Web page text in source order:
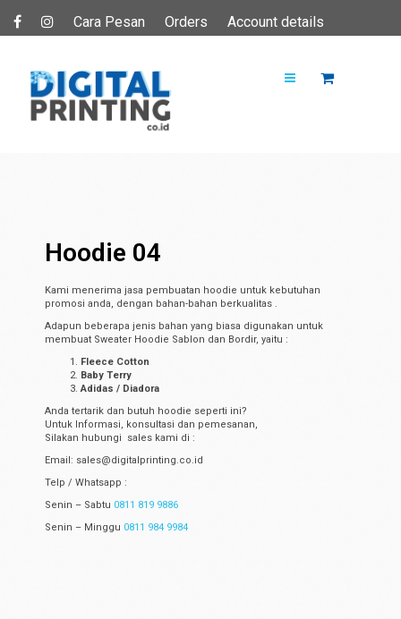
Cara Pesan Orders Account details
Hoodie 04
Kami menerima jasa pembuatan hoodie untuk kebutuhan
promosi anda, dengan bahan-bahan berkualitas .
Adapun beberapa jenis bahan yang biasa digunakan untuk
membuat Sweater Hoodie Sablon dan Bordir, yaitu :
Fleece Cotton
Baby Terry
Adidas / Diadora
Anda tertarik dan butuh hoodie seperti ini?
Untuk Informasi, konsultasi dan pemesanan,
Silakan hubungi sales kami di :
Email: sales@digitalprinting.co.id
Telp / Whatsapp :
Senin – Sabtu 0811 819 9886
Senin – Minggu 0811 984 9984